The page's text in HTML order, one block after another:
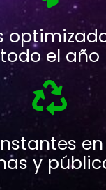
todo el año
y